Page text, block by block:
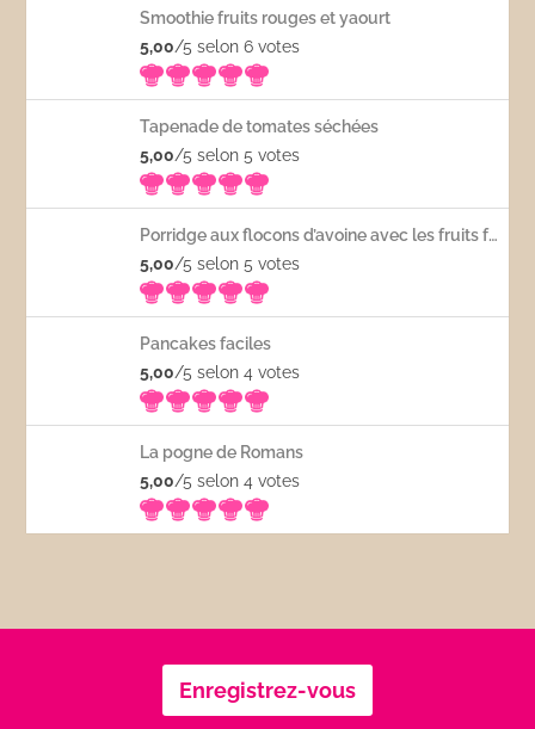
Smoothie fruits rouges et yaourt
5,00/5 selon 6votes
Tapenade de tomates séchées
5,00/5 selon 5votes
Porridge aux flocons d’avoine avec les fruits frais
5,00/5 selon 5votes
Pancakes faciles
5,00/5 selon 4votes
La pogne de Romans
5,00/5 selon 4votes
Enregistrez-vous